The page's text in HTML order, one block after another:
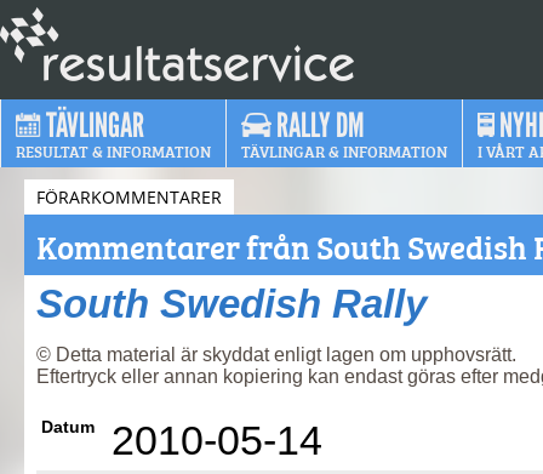
TÄVLINGAR
RESULTAT & INFORMATION
RALLY DM
TÄVLINGAR & INFORMATION I VÅRT
FÖRARKOMMENTARER
Kommentarer från South Swedish
South Swedish Rally
© Detta material är skyddat enligt lagen om upphovsrätt.
Eftertryck eller annan kopiering kan endast göras efter
Datum 2010-05-14